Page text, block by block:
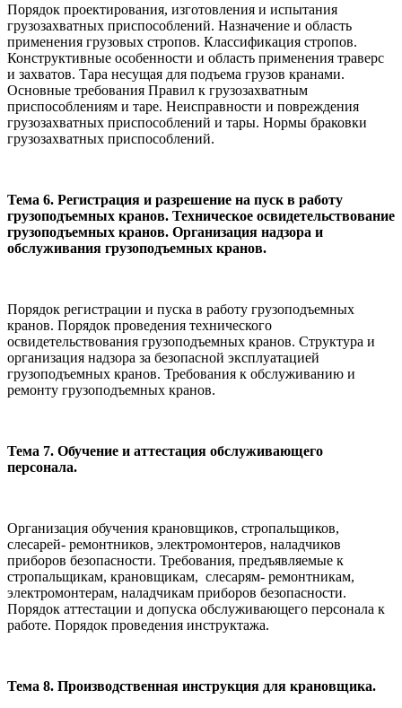
Порядок проектирования, изготовления и испытания
грузозахват­ных приспособлений. Назначение и область
применения грузовых стро­пов. Классификация стропов.
Конструктивные особенности и область применения траверс
и захватов. Тара несущая для подъема грузов кранами.
Основные требования Правил к грузозахватным
приспособлениям и таре. Неисправности и поврежде­ния
грузозахватных приспособлений и тары. Нормы браковки
грузо­захватных приспособлений.
Тема 6. Регистрация и разрешение на пуск в работу
грузоподъемных кранов. Техническое освидетельствование
грузоподъемных кранов. Организация надзора и
обслуживания грузоподъемных кранов.
Порядок регистрации и пуска в работу грузоподъемных
кранов. Порядок проведения технического
освидетельствования грузоподъемных кранов. Структура и
организация надзора за безопасной эксплуатацией
грузоподъемных кранов. Требования к обслуживанию и
ремонту грузоподъемных кранов.
Тема 7. Обучение и аттестация обслуживающего
персонала.
Организация обучения крановщиков, стропальщиков,
слесарей- ремонтников, электромонтеров, наладчиков
приборов безопасности. Требования, предъявляемые к
стропальщикам, крановщикам, слесарям- ремонтникам,
электромонтерам, наладчикам приборов безопасности.
Порядок аттестации и допуска обслуживающего персонала к
работе. Порядок проведения инструктажа.
Тема 8. Производственная инструкция для крановщика.